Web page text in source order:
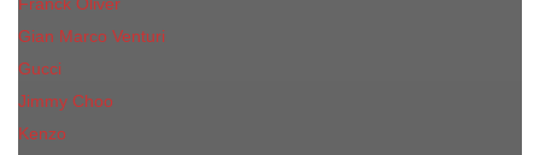
Gian Marco Venturi
Gucci
Jimmy Choo
Kenzo